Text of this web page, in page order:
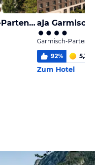
Dorint Sporthotel Garmisch-Partenkirchenaja
Garmisch-
92% 5,3
Zum Hotel